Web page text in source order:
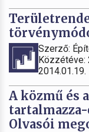
Szerző:
Közzétéve:
2014.01.19.
A közmű és
Olvasói